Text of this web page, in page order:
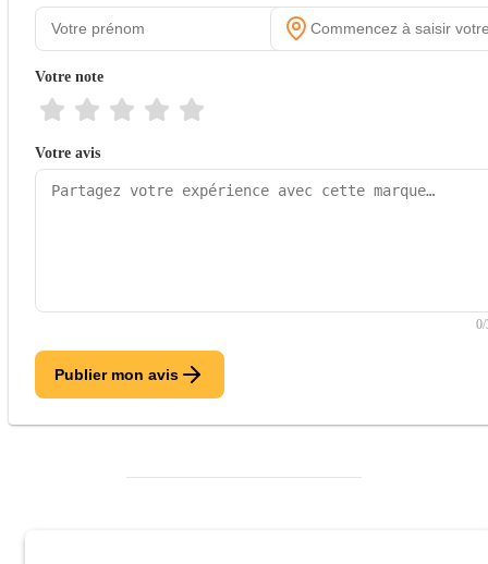
Votre note
Votre avis
0/
Publier mon avis